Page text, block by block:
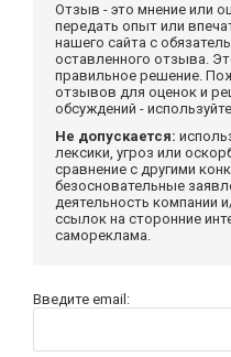
Отзыв - это мнение или
передать опыт или
нашего сайта с
оставленного отзыва.
правильное решение.
отзывов для оценок и
обсуждений -
Не допускается:
лексики, угроз или
сравнение с другими
безосновательные
деятельность компании
ссылок на сторонние
самореклама.
Введите email: